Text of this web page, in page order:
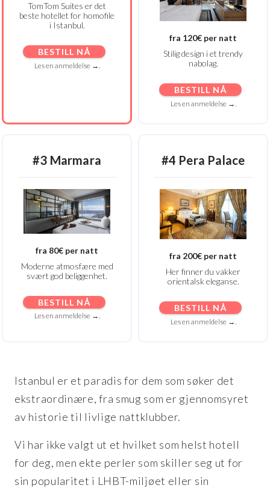
TomTom Suites er det
beste hotellet for homofile
i Istanbul.
BESTILL NÅ
Les en anmeldelse →.
fra 120€ per natt
Stilig design i et trendy
nabolag.
BESTILL NÅ
Les en anmeldelse →.
#3 Marmara
fra 80€ per natt
Moderne atmosfære med
svært god beliggenhet.
BESTILL NÅ
Les en anmeldelse →.
#4 Pera Palace
fra 200€ per natt
Her finner du vakker
orientalsk eleganse.
BESTILL NÅ
Les en anmeldelse →.
Istanbul er et paradis for dem som søker det
ekstraordinære, fra smug som er gjennomsyret
av historie til livlige nattklubber.
Vi har ikke valgt ut et hvilket som helst hotell
for deg, men ekte perler som skiller seg ut for
sin popularitet i LHBT-miljøet eller sin